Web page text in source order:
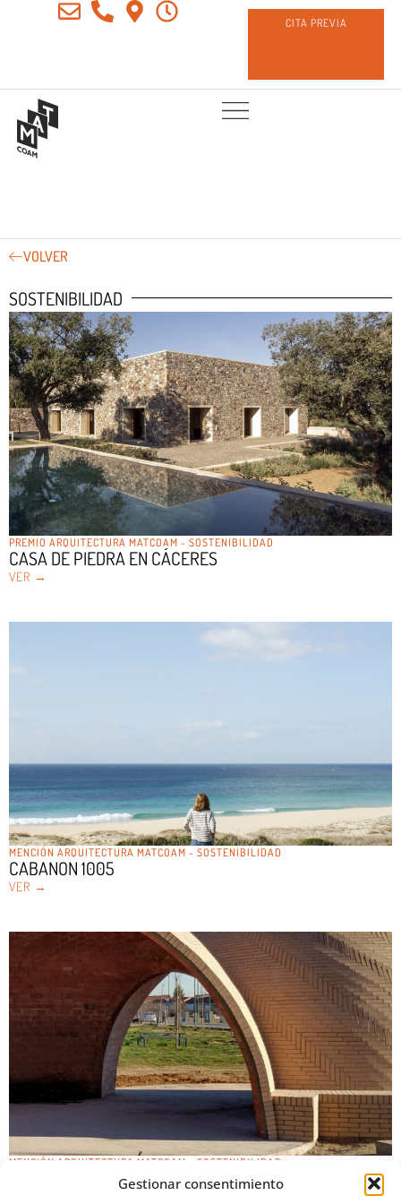
Gestionar consentimiento
CITA PREVIA
VOLVER
SOSTENIBILIDAD
PREMIO ARQUITECTURA MATCOAM - SOSTENIBILIDAD
CASA DE PIEDRA EN CÁCERES
VER →
MENCIÓN ARQUITECTURA MATCOAM - SOSTENIBILIDAD
CABANON 1005
VER →
MENCIÓN ARQUITECTURA MATCOAM - SOSTENIBILIDAD
ESPACIO PÚBLICO ABOVEDADO